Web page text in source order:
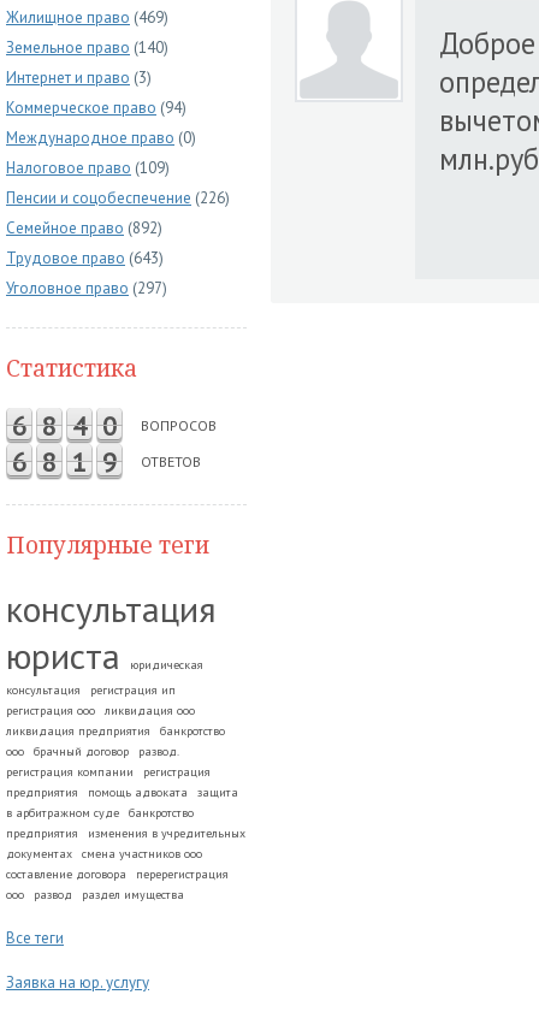
Жилищное право (469)
Земельное право (140)
Интернет и право (3)
Коммерческое право (94)
Международное право (0)
Налоговое право (109)
Пенсии и соцобеспечение (226)
Семейное право (892)
Трудовое право (643)
Уголовное право (297)
Статистика
6 8 4 0 ВОПРОСОВ
6 8 1 9 ОТВЕТОВ
Популярные теги
консультация
юриста
юридическая
консультация
регистрация ип
регистрация ооо
ликвидация ооо
ликвидация предприятия
банкротство
ооо
брачный договор
развод.
регистрация компании
регистрация
предприятия
помощь адвоката
защита
в арбитражном суде
банкротство
предприятия
изменения в учредительных
документах
смена участников ооо
составление договора
перерегистрация
ооо
развод раздел имущества
Все теги
Заявка на юр. услугу